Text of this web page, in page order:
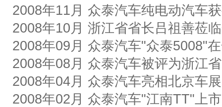
2008年11月 众泰汽车纯电动汽车
2008年10月 浙江省省长吕祖善莅
2008年09月 众泰汽车"众泰5008"
2008年08月 众泰汽车被评为浙江
2008年04月 众泰汽车亮相北京车
2008年02月 众泰汽车"江南TT" 上